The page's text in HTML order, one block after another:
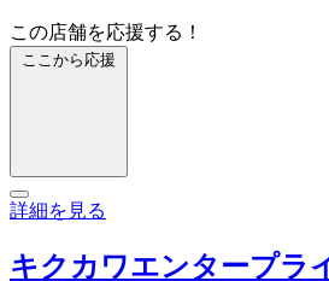
この店舗を応援する！
ここから応援
詳細を見る
キクカワエンタープラ